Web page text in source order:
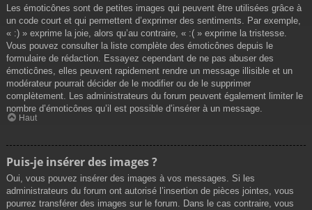
Les émoticônes sont de petites images qui peuvent être utilisées grâce à
un code court et qui permettent d’exprimer des sentiments. Par exemple,
« :) » exprime la joie, alors qu’au contraire, « :( » exprime la tristesse.
Vous pouvez consulter la liste complète des émoticônes depuis le
formulaire de rédaction. Essayez cependant de ne pas abuser des
émoticônes, elles peuvent rapidement rendre un message illisible et un
modérateur pourrait décider de le modifier ou de le supprimer
complètement. Les administrateurs du forum peuvent également limiter le
nombre d’émoticônes qu’il est possible d’insérer à un message.
Haut
Puis-je insérer des images ?
Oui, vous pouvez insérer des images à vos messages. Si les
administrateurs du forum ont autorisé l’insertion de pièces jointes, vous
pourrez transférer des images sur le forum. Dans le cas contraire, vous